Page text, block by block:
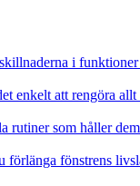
i
enkelt att rengöra
rutiner som håller
förlänga fönstrens